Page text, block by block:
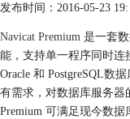
发布时间：2016-05-23
Navicat Premium 是一套
能，支持单一程序同时连
Oracle 和 PostgreSQL数
有需求，对数据库服务器
Premium 可满足现今数据